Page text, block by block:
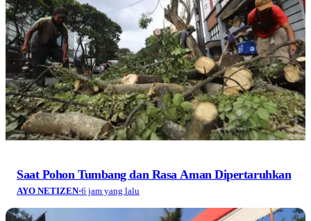
Saat Pohon Tumbang dan Rasa Aman Dipertaruhkan
AYO NETIZEN·6 jam yang lalu